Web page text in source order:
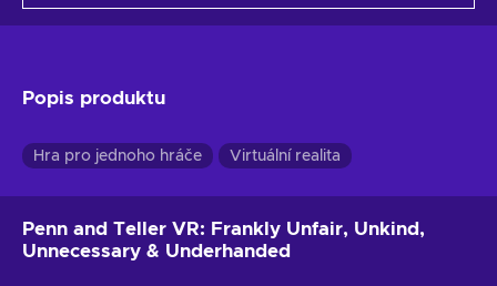
Popis produktu
Hra pro jednoho hráče Virtuální realita
Penn and Teller VR: Frankly Unfair, Unkind,
Unnecessary & Underhanded